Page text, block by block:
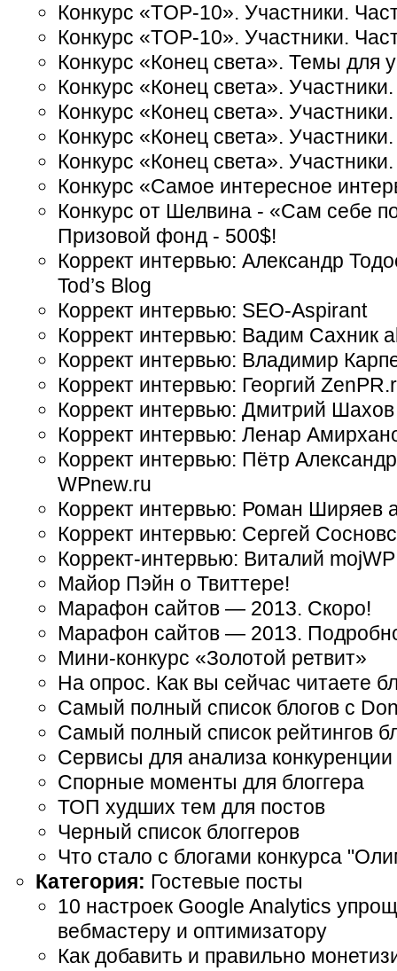
Конкурс «TOP-10». Участники.
Конкурс «TOP-10». Участники.
Конкурс «Конец света». Темы для
Конкурс «Конец света».
Конкурс «Конец света».
Конкурс «Конец света».
Конкурс «Конец света».
Конкурс «Самое интересное
Конкурс от Шелвина - «Сам себе
Призовой фонд - 500$!
Коррект интервью: Александр
Tod’s Blog
Коррект интервью: SEO-Aspirant
Коррект интервью: Вадим Сахник
Коррект интервью: Владимир
Коррект интервью: Георгий
Коррект интервью: Дмитрий
Коррект интервью: Ленар
Коррект интервью: Пётр
WPnew.ru
Коррект интервью: Роман Ширяев
Коррект интервью: Сергей
Коррект-интервью: Виталий mojWP
Майор Пэйн о Твиттере!
Марафон сайтов — 2013. Скоро!
Марафон сайтов — 2013.
Мини-конкурс «Золотой ретвит»
На опрос. Как вы сейчас читаете
Самый полный список блогов с
Самый полный список рейтингов
Сервисы для анализа конкуренции
Спорные моменты для блоггера
ТОП худших тем для постов
Черный список блоггеров
Что стало с блогами конкурса
Категория: Гостевые посты
10 настроек Google Analytics
вебмастеру и оптимизатору
Как добавить и правильно